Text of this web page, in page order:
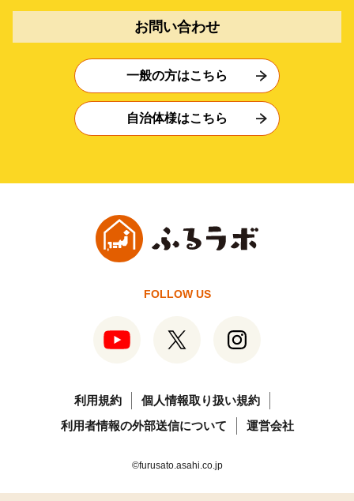
お問い合わせ
一般の方はこちら
自治体様はこちら
FOLLOW US
利用規約
個人情報取り扱い規約
利用者情報の外部送信について
運営会社
©furusato.asahi.co.jp